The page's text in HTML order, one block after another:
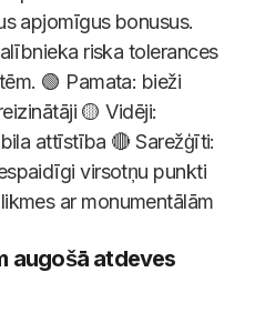
apjomīgus bonusus.
riska tolerances
🟢 Pamata: bieži
🟡 Vidēji:
attīstība 🔴 Sarežģīti:
virsotņu punkti
ar monumentālām
augošā atdeves